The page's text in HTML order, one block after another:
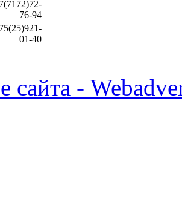
76-94
01-40
сайта -